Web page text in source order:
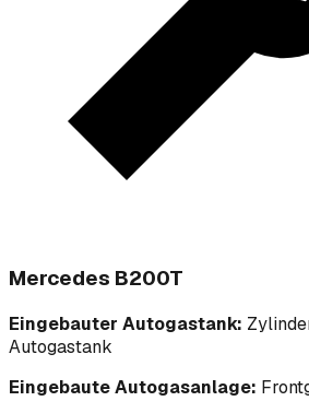
Mercedes B200T
Eingebauter Autogastank:
Autogastank
Eingebaute Autogasanlage: